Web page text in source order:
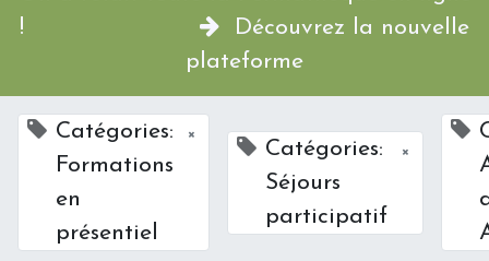
!
Découvrez la nouvelle
plateforme
Catégories:
Formations
en
présentiel
×
Catégories:
Séjours
participatif
×